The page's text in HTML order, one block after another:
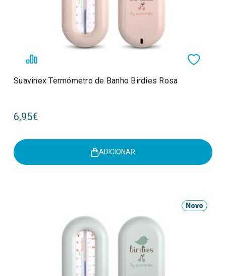
Suavinex Termómetro de Banho Birdies Rosa
6,95€
ADICIONAR
Novo